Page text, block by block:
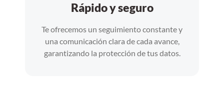
Rápido y seguro
Te ofrecemos un seguimiento constante y
una comunicación clara de cada avance,
garantizando la protección de tus datos.